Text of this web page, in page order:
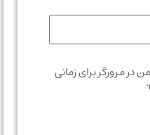
برای زمانی